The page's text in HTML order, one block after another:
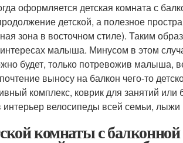
оформляется детская комната с
детской, а полезное
зона в восточном стиле). Таким
малыша. Минусом в этом
будет, только потревожив малыша,
выносу на балкон чего-то
комплекс, коврик для занятий
интерьер велосипеды всей семьи,
комнаты с